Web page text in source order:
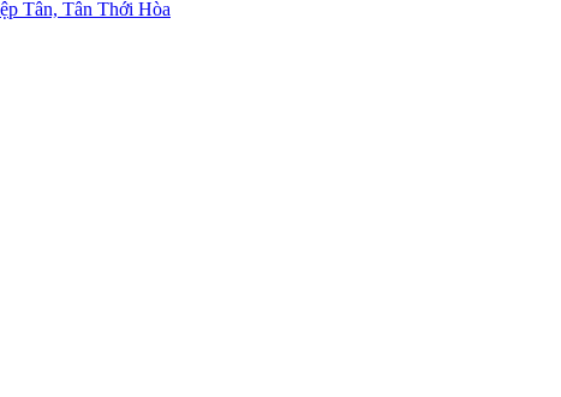
Tân, Tân Thới Hòa